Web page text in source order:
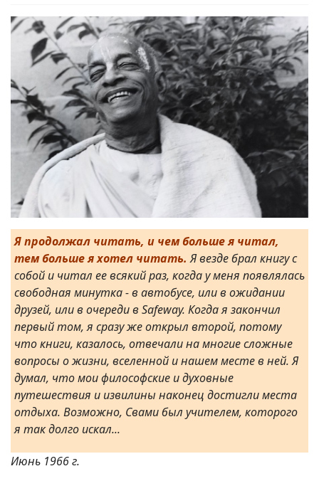
Я продолжал читать, и чем больше я читал,
тем больше я хотел читать. Я везде брал книгу с
собой и читал ее всякий раз, когда у меня появлялась
свободная минутка - в автобусе, или в ожидании
друзей, или в очереди в Safeway. Когда я закончил
первый том, я сразу же открыл второй, потому
что книги, казалось, отвечали на многие сложные
вопросы о жизни, вселенной и нашем месте в ней. Я
думал, что мои философские и духовные
путешествия и извилины наконец достигли места
отдыха. Возможно, Свами был учителем, которого
я так долго искал...
Июнь 1966 г.